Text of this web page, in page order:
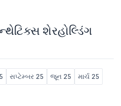
શેરહોલ્ડિંગ
સપ્ટેમ્બર 25 જૂન 25 માર્ચ 25